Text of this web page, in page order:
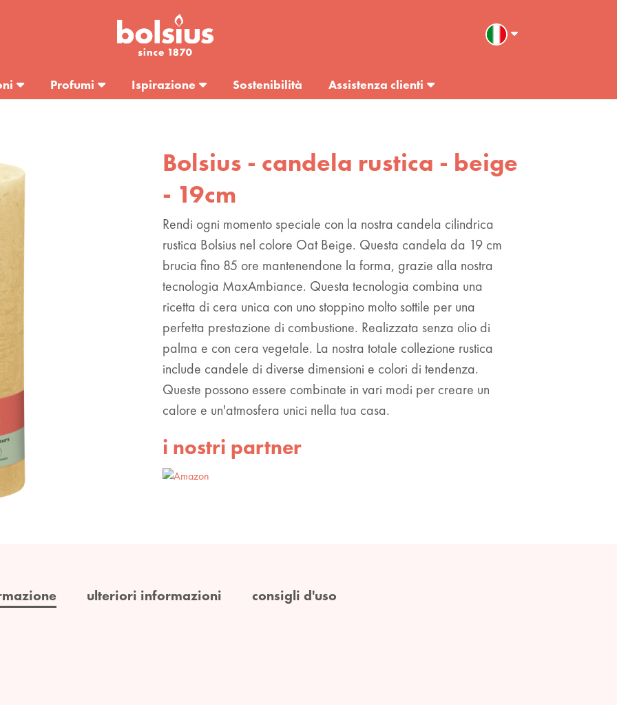
Profumi Ispirazione Sostenibilità Assistenza clienti
Bolsius - candela rustica - beige
- 19cm
Rendi ogni momento speciale con la nostra candela cilindrica
rustica Bolsius nel colore Oat Beige. Questa candela da 19 cm
brucia fino 85 ore mantenendone la forma, grazie alla nostra
tecnologia MaxAmbiance. Questa tecnologia combina una
ricetta di cera unica con uno stoppino molto sottile per una
perfetta prestazione di combustione. Realizzata senza olio di
palma e con cera vegetale. La nostra totale collezione rustica
include candele di diverse dimensioni e colori di tendenza.
Queste possono essere combinate in vari modi per creare un
calore e un'atmosfera unici nella tua casa.
i nostri partner
ulteriori informazioni consigli d'uso